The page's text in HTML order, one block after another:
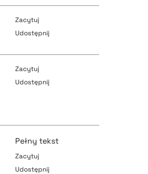
pobierz cytat
pobierz cytat
Zacytuj
Udostępnij
pobierz cytat
Zacytuj
Udostępnij
Pełny tekst
Zacytuj
Udostępnij